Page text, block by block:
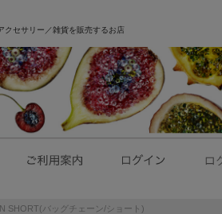
クセサリー／雑貨を販売するお店
SHORT(バッグチェーン/ショート)